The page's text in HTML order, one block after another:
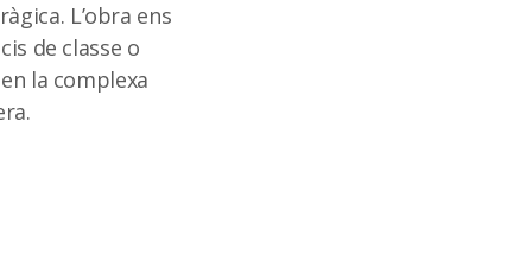
L’obra ens
de classe o
la complexa